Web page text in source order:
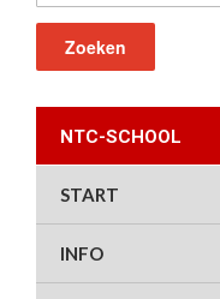
NTC-SCHOOL
START
INFO